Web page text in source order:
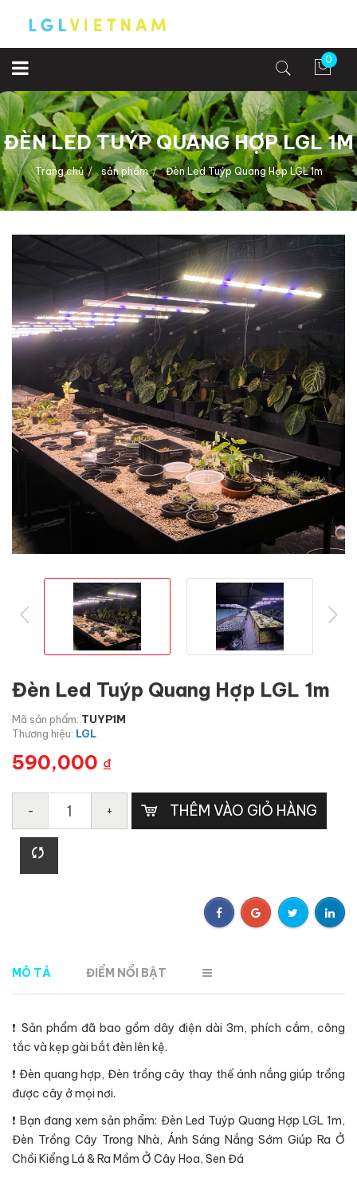
0
ĐÈN LED TUÝP QUANG HỢP LGL 1M
Trang chủ sản phẩm Đèn Led Tuýp Quang Hợp LGL 1m
Đèn Led Tuýp Quang Hợp LGL 1m
Mã sản phẩm: TUYP1M
Thương hiệu: LGL
590,000 ₫
- + THÊM VÀO GIỎ HÀNG
MÔ TẢ ĐIỂM NỔI BẬT
❗ Sản phẩm đã bao gồm dây điện dài 3m, phích cắm, công
tắc và kẹp gài bắt đèn lên kệ.
❗ Đèn quang hợp, Đèn trồng cây thay thế ánh nắng giúp trồng
được cây ở mọi nơi.
❗ Bạn đang xem sản phẩm: Đèn Led Tuýp Quang Hợp LGL 1m,
Đèn Trồng Cây Trong Nhà, Ánh Sáng Nắng Sớm Giúp Ra Ở
Chồi Kiểng Lá & Ra Mầm Ở Cây Hoa, Sen Đá